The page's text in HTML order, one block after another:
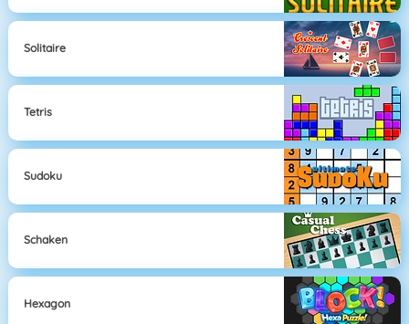
Solitaire
Tetris
Sudoku
Schaken
Hexagon